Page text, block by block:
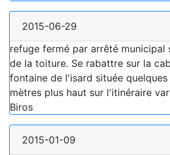
2015-06-29
refuge fermé par arrêté municipal
de la toiture. Se rabattre sur la
fontaine de l'isard située
mètres plus haut sur l'itinéraire
Biros
2015-01-09